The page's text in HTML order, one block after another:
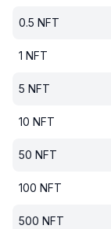
0.5 NFT
1 NFT
5 NFT
10 NFT
50 NFT
100 NFT
500 NFT